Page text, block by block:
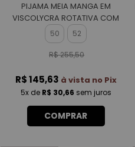
PIJAMA MEIA MANGA EM
VISCOLYCRA ROTATIVA COM
CAPRI EM VISCOLYCRA FEMININO
50 52
R$ 255,50
R$ 145,63 à vista no Pix
5xde R$ 30,66 sem juros
COMPRAR